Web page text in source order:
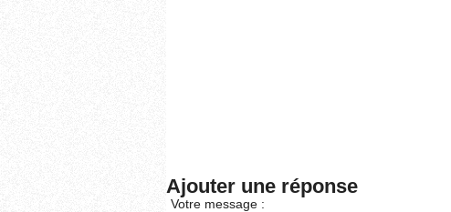
Ajouter une réponse
Votre message :